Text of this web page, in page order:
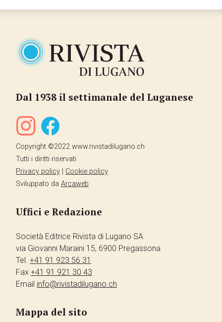
Dal 1938 il settimanale del Luganese
Copyright ©2022 www.rivistadilugano.ch
Tutti i diritti riservati
Privacy policy
Cookie policy
Sviluppato da Arcaweb
Uffici e Redazione
Società Editrice Rivista di Lugano SA
via Giovanni Maraini 15, 6900 Pregassona
Tel. +41 91 923 56 31
Fax +41 91 921 30 43
Email info@rivistadilugano.ch
Mappa del sito